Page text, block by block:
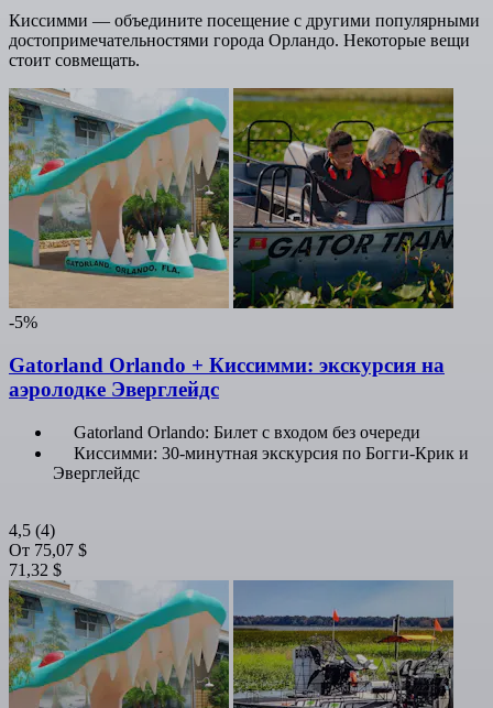
Киссимми — объедините посещение с другими популярными
достопримечательностями города Орландо. Некоторые вещи
стоит совмещать.
-5%
Gatorland Orlando + Киссимми: экскурсия на
аэролодке Эверглейдс
Gatorland Orlando: Билет с входом без очереди
Киссимми: 30-минутная экскурсия по Богги-Крик и
Эверглейдс
4,5 (4)
От 75,07 $
71,32 $